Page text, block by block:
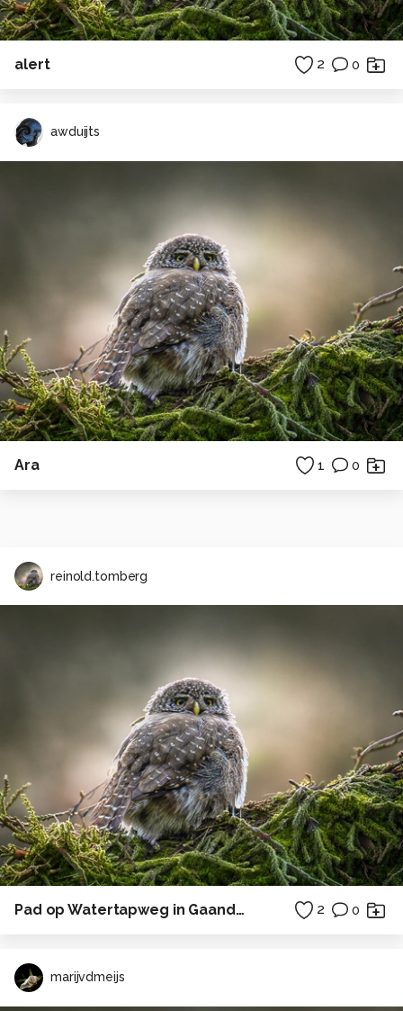
alert 2 0
awduijts
Ara 1 0
reinold.tomberg
Pad op Watertapweg in Gaanderen 2 0
marijvdmeijs